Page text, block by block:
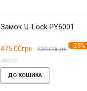
Замок U-Lock PY6001
475.00грн. 630.00грн. -25%
ДО КОШИКА